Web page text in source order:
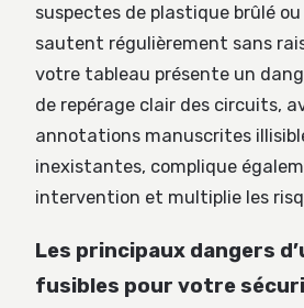
suspectes de plastique brûlé
sautent régulièrement sans
votre tableau présente un
de repérage clair des circuits,
annotations manuscrites
inexistantes, complique
intervention et multiplie les
Les principaux dangers
fusibles pour votre